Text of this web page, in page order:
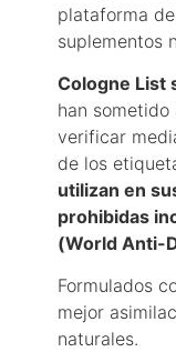
plataforma
suplementos
Cologne List
han
verificar
de los
utilizan en
prohibidas
(World Anti-
Formulados
mejor
naturales.